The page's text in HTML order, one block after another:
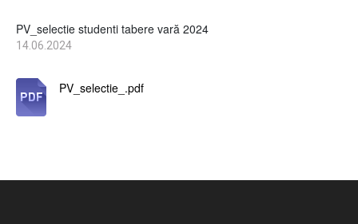
PV_selectie studenti tabere vară 2024
14.06.2024
PV_selectie_.pdf